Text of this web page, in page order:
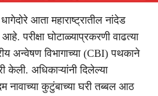
आता महाराष्ट्रातील नांदेड
परीक्षा घोटाळ्याप्रकरणी वाढत्या
अन्वेषण विभागाच्या (CBI) पथकाने
केली. अधिकाऱ्यांनी दिलेल्या
नावाच्या कुटुंबाच्या घरी तब्बल आठ